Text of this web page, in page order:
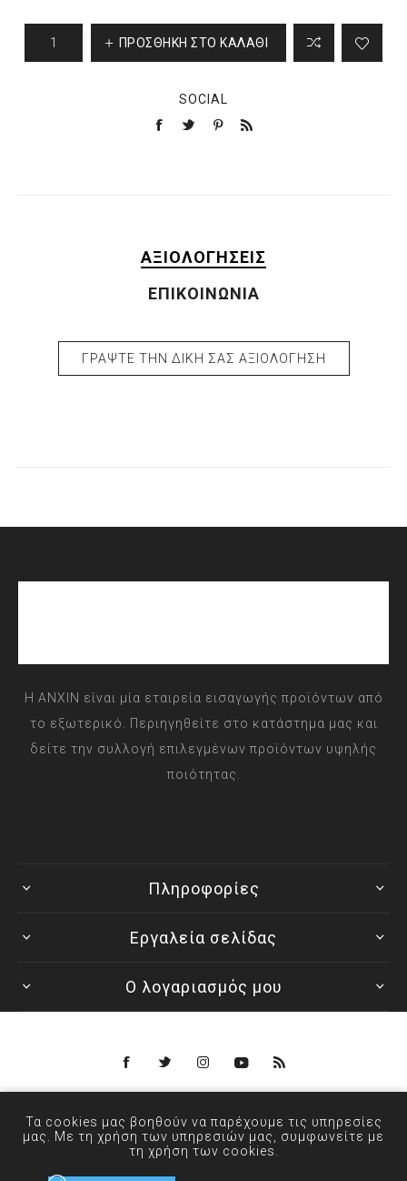
ΠΡΟΣΘΉΚΗ ΣΤΟ ΚΑΛΆΘΙ
SOCIAL
ΑΞΙΟΛΟΓΉΣΕΙΣ
ΕΠΙΚΟΙΝΩΝΊΑ
ΓΡΆΨΤΕ ΤΗΝ ΔΙΚΉ ΣΑΣ ΑΞΙΟΛΌΓΗΣΗ
Η ANXIN είναι μία εταιρεία εισαγωγής προϊόντων από
το εξωτερικό. Περιηγηθείτε στο κατάστημα μας και
δείτε την συλλογή επιλεγμένων προϊόντων υψηλής
ποιότητας.
Πληροφορίες
Εργαλεία σελίδας
Ο λογαριασμός μου
© 2026 ANXIN - Designed by
Τα cookies μας βοηθούν να παρέχουμε τις υπηρεσίες
μας. Με τη χρήση των υπηρεσιών μας, συμφωνείτε με
τη χρήση των cookies.